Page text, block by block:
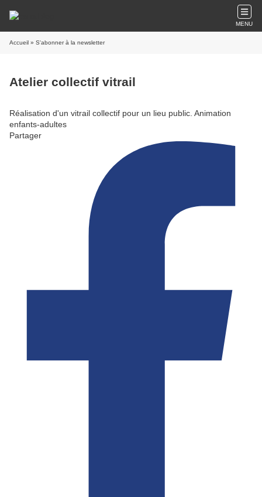
MENU
Accueil » S'abonner à la newsletter
Atelier collectif vitrail
Réalisation d'un vitrail collectif pour un lieu public. Animation
enfants-adultes
Partager